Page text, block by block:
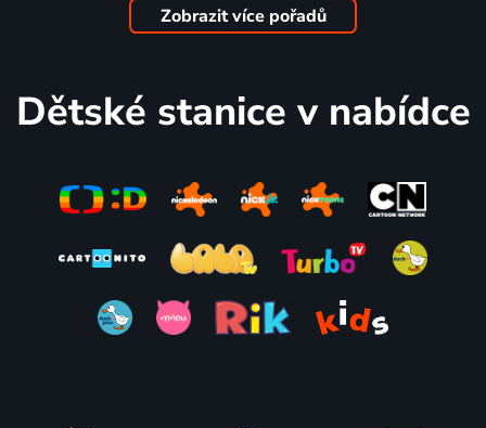
2015-2020 | USA | Animovaný, Dobrodružný, Fantasy, Rodinný 2000-2019 | Kanada, USA | Animovaný, Dobrodružný, Hudební, Komedie, Pohádka, Rodinný, Fantasy
2013-2016 | USA | Animovaný, Fantasy, Komedie, Rodinný
Zobrazit více pořadů
Dětské stanice v nabídce